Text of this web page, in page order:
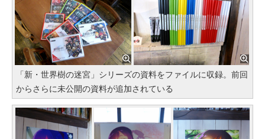
「新・世界樹の迷宮」シリーズの資料をファイルに収録。前回
からさらに未公開の資料が追加されている